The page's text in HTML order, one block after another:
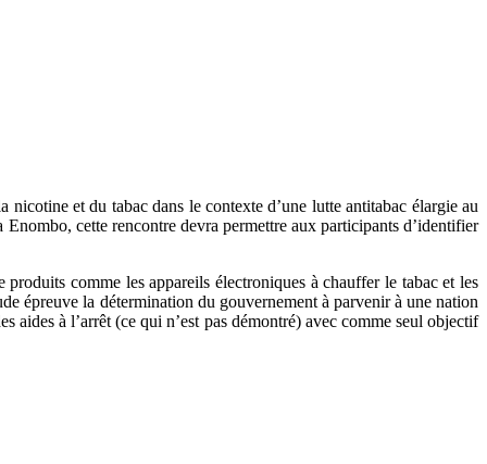
et du tabac dans le contexte d’une lutte antitabac élargie au
cette rencontre devra permettre aux participants d’identifier
comme les appareils électroniques à chauffer le tabac et les
épreuve la détermination du gouvernement à parvenir à une nation
aides à l’arrêt (ce qui n’est pas démontré) avec comme seul objectif